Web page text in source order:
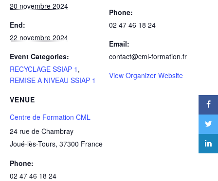
20 novembre 2024
End:
22 novembre 2024
Event Categories:
RECYCLAGE SSIAP 1 ,
REMISE A NIVEAU SSIAP 1
VENUE
Centre de Formation CML
24 rue de Chambray
Joué-lès-Tours, 37300 France
Phone:
02 47 46 18 24
Phone:
02 47 46 18 24
Email:
contact@cml-formation.fr
View Organizer Website